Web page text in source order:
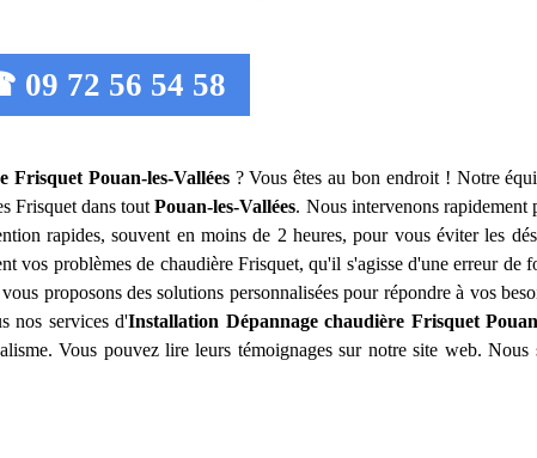
72 56 54 58
Frisquet Pouan-les-Vallées? Vous êtes au bon endroit ! Notre
Frisquet dans toutPouan-les-Vallées. Nous intervenons rapidement
rapides, souvent en moins de 2 heures, pour vous éviter les
vos problèmes de chaudière Frisquet, qu'il s'agisse d'une erreur de
proposons des solutions personnalisées pour répondre à vos
nos services d'Installation Dépannage chaudière Frisquet
Vous pouvez lire leurs témoignages sur notre site web. Nous